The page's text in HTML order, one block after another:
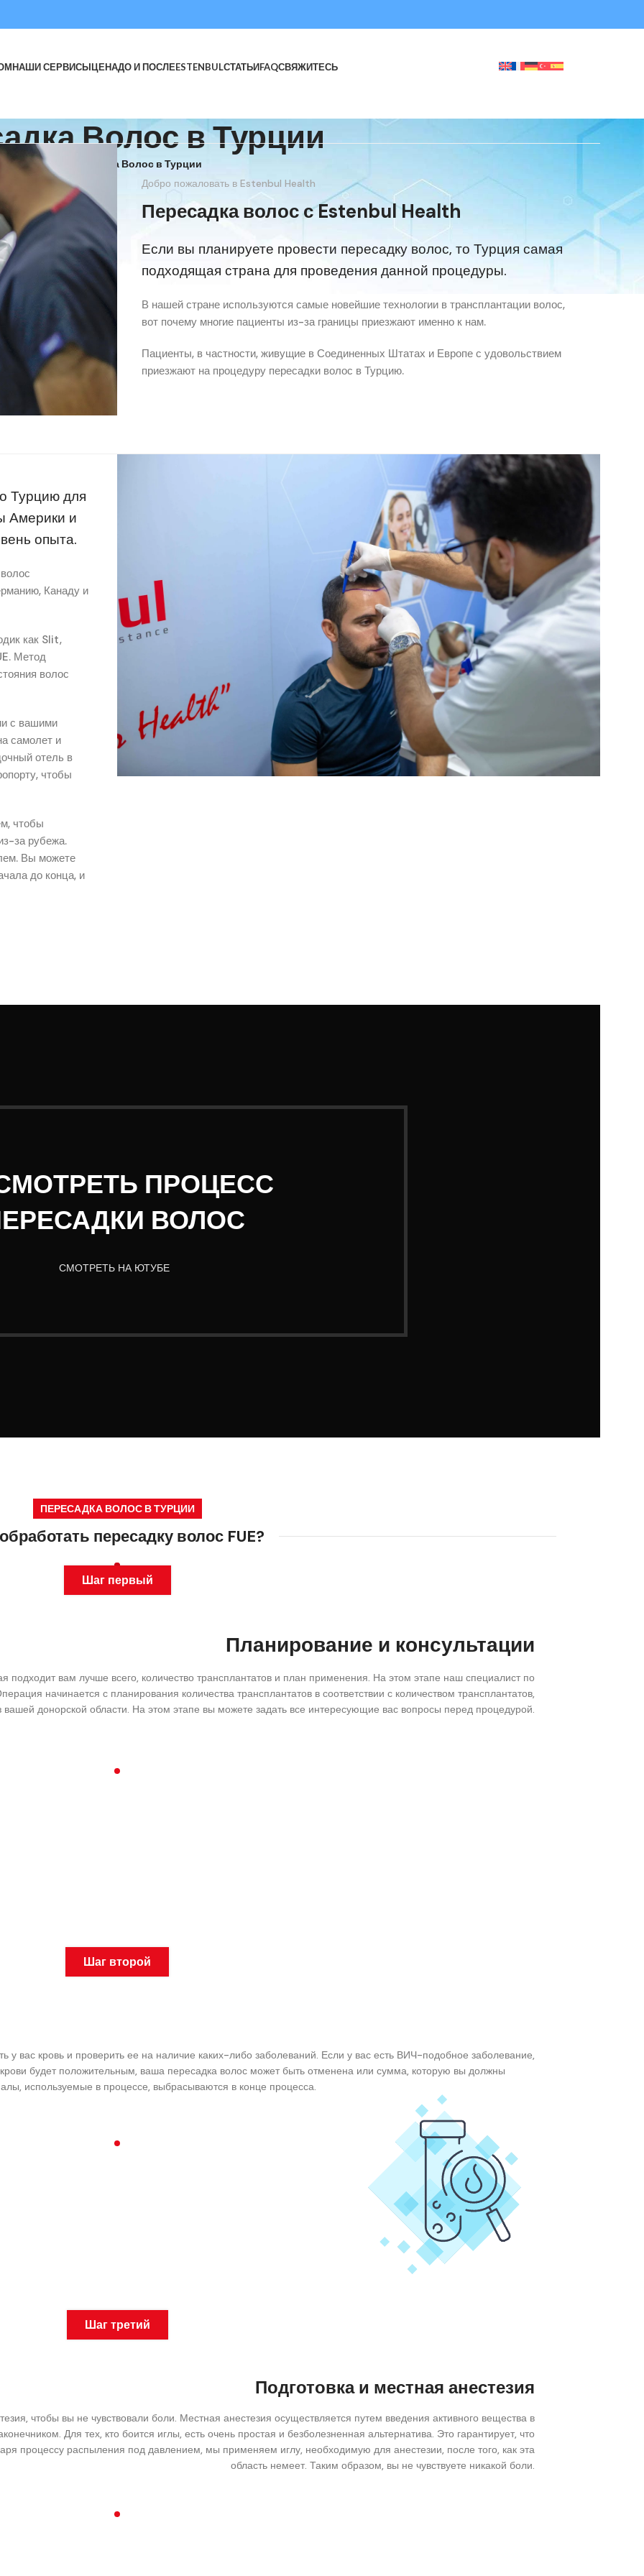
НАШИ СЕРВИСЫЦЕНАДО И ПОСЛЕESTENBULСТАТЬИFAQСВЯЖИТЕСЬ
Волос в Турции
Home
Пересадка Волос в Турции
Добро пожаловать в Estenbul Health
Пересадка волос с Estenbul Health
Если вы планируете провести пересадку волос, то Турция самая
подходящая страна для проведения данной процедуры.
В нашей стране используются самые новейшие технологии в трансплантации волос,
вот почему многие пациенты из-за границы приезжают именно к нам.
Пациенты, в частности, живущие в Соединенных Штатах и Европе с удовольствием
приезжают на процедуру пересадки волос в Турцию.
Турцию для
Америки и
опыта.
Канаду и
как Slit,
Метод
волос
с вашими
самолет и
отель в
чтобы
чтобы
за рубежа.
Вы можете
до конца, и
ПРОЦЕСС
ВОЛОС
СМОТРЕТЬ НА ЮТУБЕ
ПЕРЕСАДКА ВОЛОС В ТУРЦИИ
пересадку волос FUE?
Шаг первый
Планирование и консультации
вам лучше всего, количество трансплантатов и план применения. На этом этапе наш специалист по
начинается с планирования количества трансплантатов в соответствии с количеством трансплантатов,
вашей донорской области. На этом этапе вы можете задать все интересующие вас вопросы перед процедурой.
Шаг второй
вас кровь и проверить ее на наличие каких-либо заболеваний. Если у вас есть ВИЧ-подобное заболевание,
будет положительным, ваша пересадка волос может быть отменена или сумма, которую вы должны
используемые в процессе, выбрасываются в конце процесса.
Шаг третий
Подготовка и местная анестезия
чтобы вы не чувствовали боли. Местная анестезия осуществляется путем введения активного вещества в
Для тех, кто боится иглы, есть очень простая и безболезненная альтернатива. Это гарантирует, что
процессу распыления под давлением, мы применяем иглу, необходимую для анестезии, после того, как эта
область немеет. Таким образом, вы не чувствуете никакой боли.